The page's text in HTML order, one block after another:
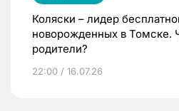
Коляски – лидер
новорожденных в Томске.
родители?
22:00 / 16.07.26